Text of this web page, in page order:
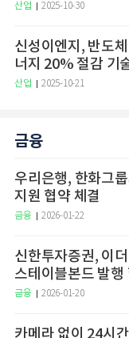
산업 2025-10-30
신성이엔지, 반도
너지 20% 절감 기
산업 2025-10-21
금융
우리은행, 한화그
지원 협약 체결
금융 2026-01-22
신한투자증권, 이
스테이블본드 발행
금융 2026-01-20
카메라 없이 24시